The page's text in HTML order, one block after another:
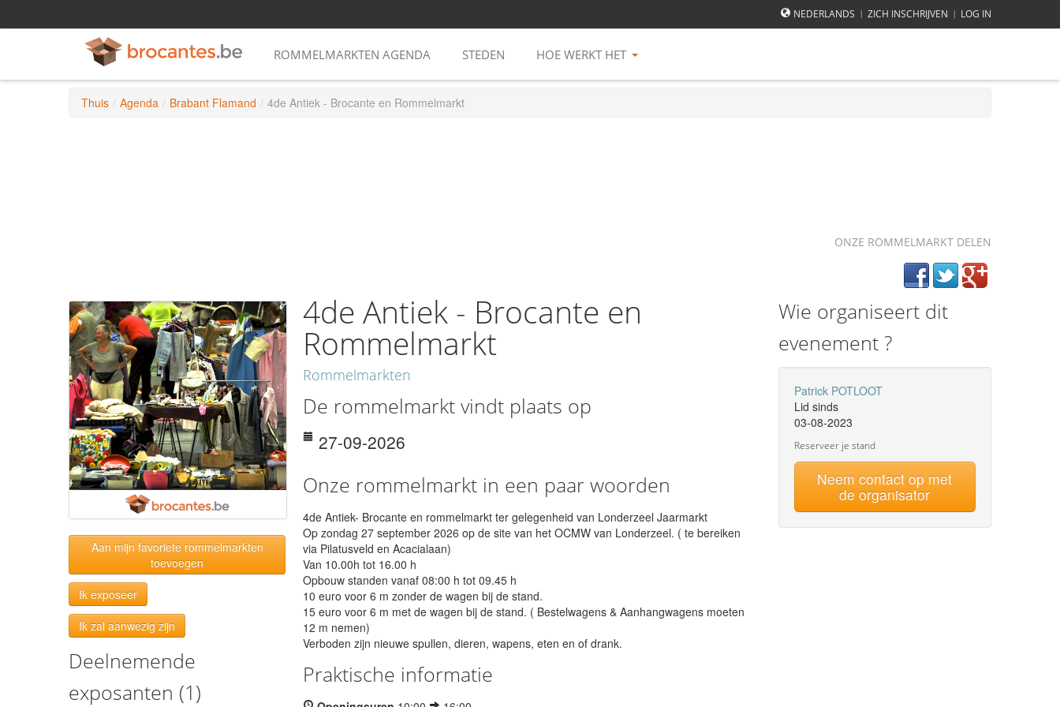
NEDERLANDS | ZICH INSCHRIJVEN | LOG IN
ROMMELMARKTEN AGENDA STEDEN HOE WERKT HET
Thuis / Agenda / Brabant Flamand / 4de Antiek - Brocante en Rommelmarkt
ONZE ROMMELMARKT DELEN
Aan mijn favoriete rommelmarkten
toevoegen
Ik exposeer
Ik zal aanwezig zijn
Deelnemende
exposanten (1)
4de Antiek - Brocante en
Rommelmarkt
Rommelmarkten
De rommelmarkt vindt plaats op
27-09-2026
Onze rommelmarkt in een paar woorden
4de Antiek- Brocante en rommelmarkt ter gelegenheid van Londerzeel Jaarmarkt
Op zondag 27 september 2026 op de site van het OCMW van Londerzeel. ( te bereiken
via Pilatusveld en Acacialaan)
Van 10.00h tot 16.00 h
Opbouw standen vanaf 08:00 h tot 09.45 h
10 euro voor 6 m zonder de wagen bij de stand.
15 euro voor 6 m met de wagen bij de stand. ( Bestelwagens & Aanhangwagens moeten
12 m nemen)
Verboden zijn nieuwe spullen, dieren, wapens, eten en of drank.
Praktische informatie
Wie organiseert dit
evenement ?
Patrick POTLOOT
Lid sinds
03-08-2023
Reserveer je stand
Neem contact op met
de organisator